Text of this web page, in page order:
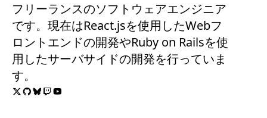
フリーランスのソフトウェアエンジニア
です。現在はReact.jsを使用したWebフ
ロントエンドの開発やRuby on Railsを使
用したサーバサイドの開発を行っていま
す。